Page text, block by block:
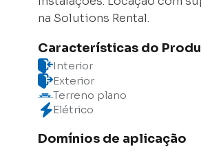
na Solutions Rental.
Características do
Interior
Exterior
Terreno plano
Elétrico
Domínios de aplicação